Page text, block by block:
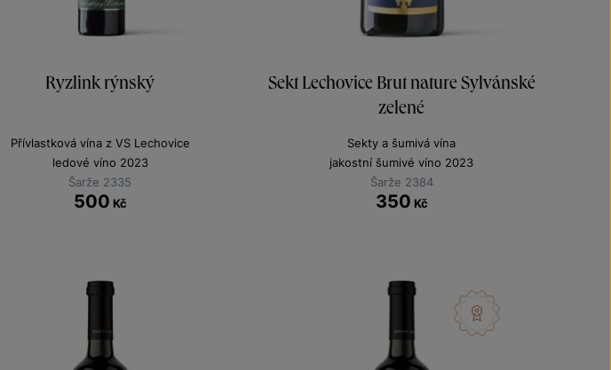
Ryzlink rýnský
Přívlastková vína z VS Lechovice
ledové víno 2023
Šarže 2335
500 Kč
Sekt Lechovice Brut nature Sylvánské
zelené
Sekty a šumivá vína
jakostní šumivé víno 2023
Šarže 2384
350 Kč